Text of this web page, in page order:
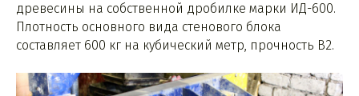
древесины на собственной дробилке марки ИД-600.
Плотность основного вида стенового блока
составляет 600 кг на кубический метр, прочность B2.